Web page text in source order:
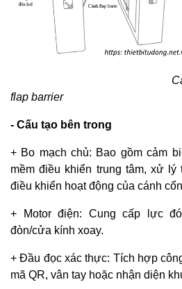
Cấu tạo
flap barrier
- Cấu tạo bên trong
+ Bo mạch chủ: Bao gồm cảm
mềm điều khiển trung tâm, xử
điều khiển hoạt động của cánh
+ Motor điện: Cung cấp lực
đòn/cửa kính xoay.
+ Đầu đọc xác thực: Tích hợp
mã QR, vân tay hoặc nhận diện